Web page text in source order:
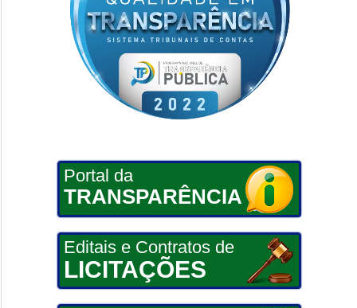
Portal da
TRANSPARÊNCIA
Editais e Contratos de
LICITAÇÕES